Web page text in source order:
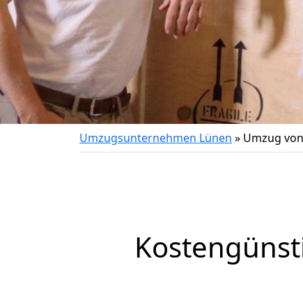
Umzugsunternehmen Lünen » Umzug